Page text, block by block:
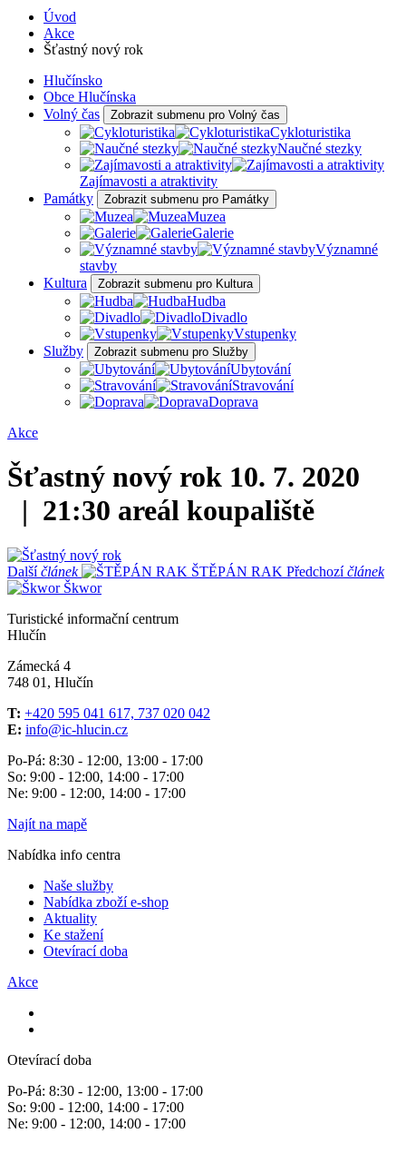
Úvod
Akce
Šťastný nový rok
Hlučínsko
Obce Hlučínska
Volný čas
Zobrazit submenu pro Volný čas
Cykloturistika
Naučné stezky
Zajímavosti a atraktivity
Památky
Zobrazit submenu pro Památky
Muzea
Galerie
Významné
stavby
Kultura
Zobrazit submenu pro Kultura
Hudba
Divadlo
Vstupenky
Služby
Zobrazit submenu pro Služby
Ubytování
Stravování
Doprava
Akce
Šťastný nový rok 10. 7. 2020
| 21:30 areál koupaliště
Dalšíčlánek ŠTĚPÁN RAK Předchozíčlánek
Škwor
Turistické informační centrum
Hlučín
Zámecká 4
748 01, Hlučín
T: +420 595 041 617, 737 020 042
E: info@ic-hlucin.cz
Po-Pá: 8:30 - 12:00, 13:00 - 17:00
So: 9:00 - 12:00, 14:00 - 17:00
Ne: 9:00 - 12:00, 14:00 - 17:00
Najít na mapě
Nabídka info centra
Naše služby
Nabídka zboží e-shop
Aktuality
Ke stažení
Otevírací doba
Akce
Otevírací doba
Po-Pá: 8:30 - 12:00, 13:00 - 17:00
So: 9:00 - 12:00, 14:00 - 17:00
Ne: 9:00 - 12:00, 14:00 - 17:00